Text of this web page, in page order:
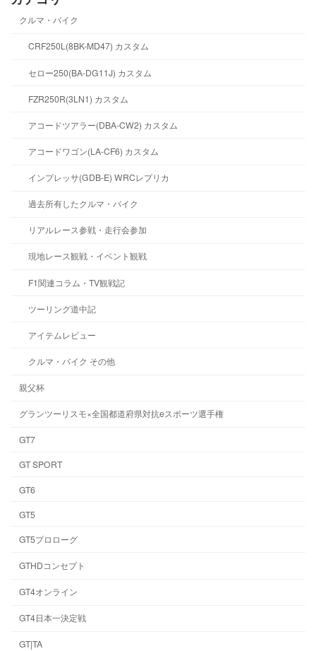
クルマ・バイク
CRF250L(8BK-MD47) カスタム
セロー250(BA-DG11J) カスタム
FZR250R(3LN1) カスタム
アコードツアラー(DBA-CW2) カスタム
アコードワゴン(LA-CF6) カスタム
インプレッサ(GDB-E) WRCレプリカ
過去所有したクルマ・バイク
リアルレース参戦・走行会参加
現地レース観戦・イベント観戦
F1関連コラム・TV観戦記
ツーリング道中記
アイテムレビュー
クルマ・バイク その他
親父杯
グランツーリスモ×全国都道府県対抗eスポーツ選手権
GT7
GT SPORT
GT6
GT5
GT5プロローグ
GTHDコンセプト
GT4オンライン
GT4日本一決定戦
GT|TA